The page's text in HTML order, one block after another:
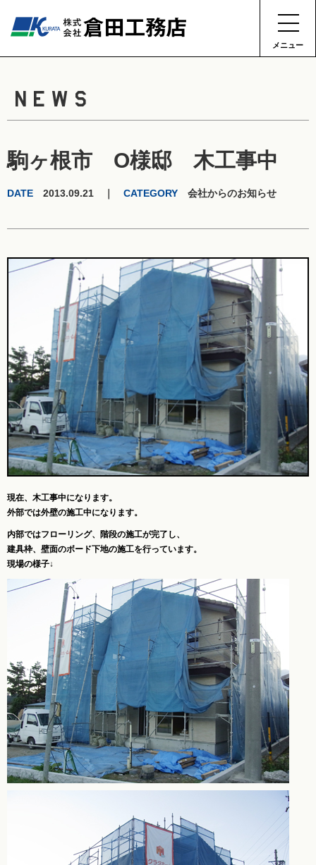
メニュー
NEWS
駒ヶ根市 O様邸 木工事中
DATE 2013.09.21 ｜ CATEGORY 会社からのお知らせ
現在、木工事中になります。
外部では外壁の施工中になります。
内部ではフローリング、階段の施工が完了し、
建具枠、壁面のボード下地の施工を行っています。
現場の様子↓